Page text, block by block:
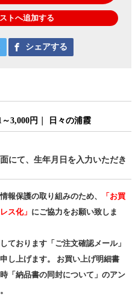
トへ追加する
シェアする
～3,000円 日々の浦霞
にて、生年月日を入力いただき
報保護の取り組みのため、
「お買
ス化」 にご協力をお願い致しま
ております「ご注文確認メール」
し上げます。 お買い上げ明細書
「納品書の同封について」のアン